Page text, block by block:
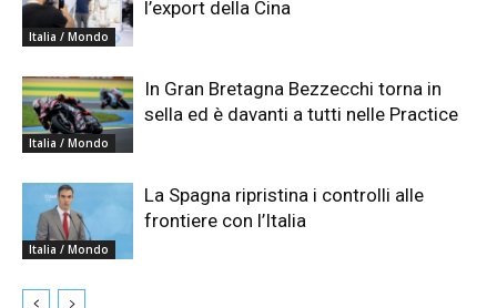
Italia / Mondo
l’export della Cina
Italia / Mondo
In Gran Bretagna Bezzecchi torna in
sella ed è davanti a tutti nelle Practice
Italia / Mondo
La Spagna ripristina i controlli alle
frontiere con l’Italia